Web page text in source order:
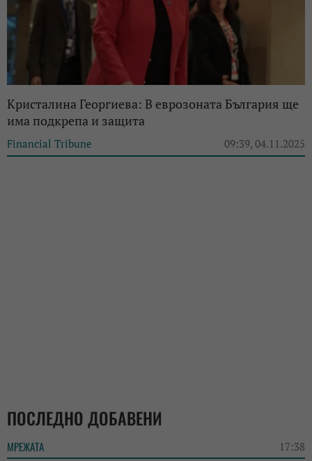
Кристалина Георгиева: В еврозоната България ще
има подкрепа и защита
Financial Tribune 09:39, 04.11.2025
ПОСЛЕДНО ДОБАВЕНИ
МРЕЖАТА 17:38